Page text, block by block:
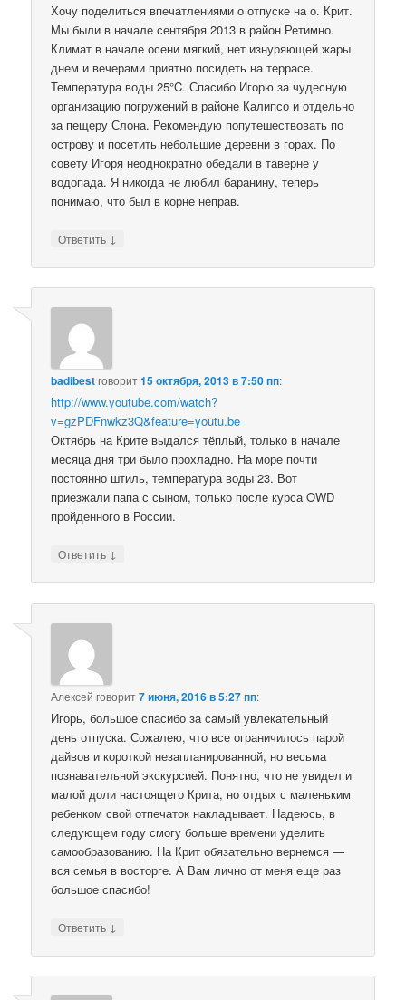
Хочу поделиться впечатлениями о отпуске на о. Крит.
Мы были в начале сентября 2013 в район Ретимно.
Климат в начале осени мягкий, нет изнуряющей жары
днем и вечерами приятно посидеть на террасе.
Температура воды 25°C. Спасибо Игорю за чудесную
организацию погружений в районе Калипсо и отдельно
за пещеру Слона. Рекомендую попутешествовать по
острову и посетить небольшие деревни в горах. По
совету Игоря неоднократно обедали в таверне у
водопада. Я никогда не любил баранину, теперь
понимаю, что был в корне неправ.
Ответить ↓
badibestговорит15 октября, 2013 в 7:50 пп:
http://www.youtube.com/watch?
v=gzPDFnwkz3Q&feature=youtu.be
Октябрь на Крите выдался тёплый, только в начале
месяца дня три было прохладно. На море почти
постоянно штиль, температура воды 23. Вот
приезжали папа с сыном, только после курса OWD
пройденного в России.
Ответить ↓
Алексей говорит7 июня, 2016 в 5:27 пп:
Игорь, большое спасибо за самый увлекательный
день отпуска. Сожалею, что все ограничилось парой
дайвов и короткой незапланированной, но весьма
познавательной экскурсией. Понятно, что не увидел и
малой доли настоящего Крита, но отдых с маленьким
ребенком свой отпечаток накладывает. Надеюсь, в
следующем году смогу больше времени уделить
самообразованию. На Крит обязательно вернемся —
вся семья в восторге. А Вам лично от меня еще раз
большое спасибо!
Ответить ↓